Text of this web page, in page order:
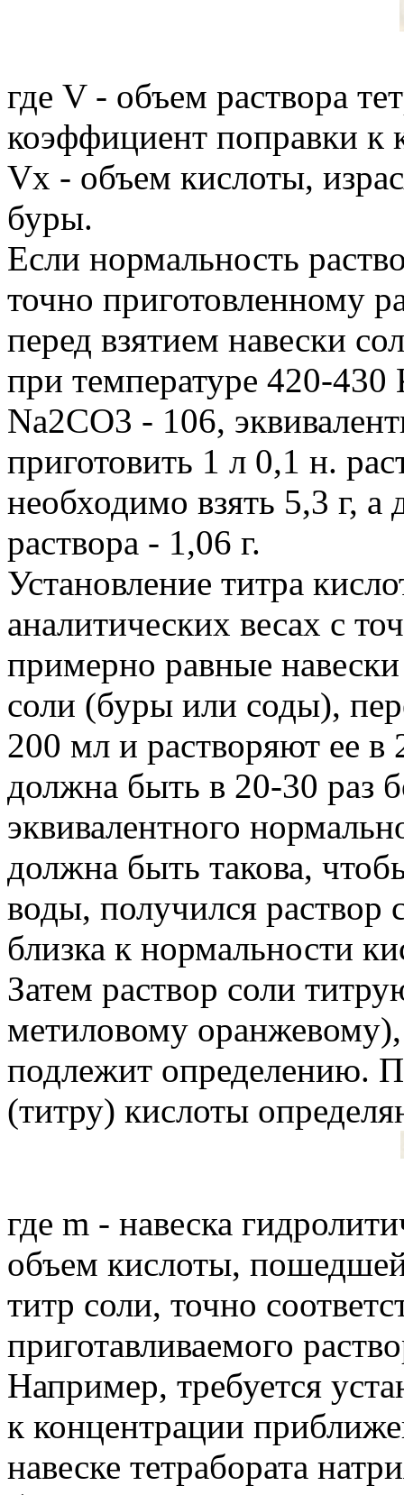
где V - объем раствора
коэффициент поправки к
Vх - объем кислоты,
буры.
Если нормальность
точно приготовленному
перед взятием навески
при температуре 420-
Na2CО3 - 106,
приготовить 1 л 0,1 н.
необходимо взять 5,3 г, а
раствора - 1,06 г.
Установление титра
аналитических весах с
примерно равные
соли (буры или соды),
200 мл и растворяют ее
должна быть в 20-30 раз
эквивалентного
должна быть такова,
воды, получился раствор
близка к нормальности
Затем раствор соли
метиловому
подлежит определению.
(титру) кислоты
где m - навеска
объем кислоты,
титр соли, точно
приготавливаемого
Например, требуется
к концентрации
навеске тетрабората